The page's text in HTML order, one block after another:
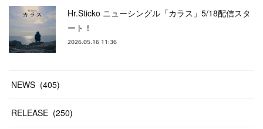
Hr.Sticko ニューシングル「カラス」5/18配信スタ
ート！
2026.05.16 11:36
NEWS (405)
RELEASE (250)